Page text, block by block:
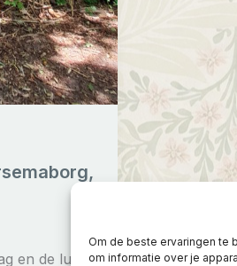
Om de beste ervaringen te
om informatie over je
en de lucht